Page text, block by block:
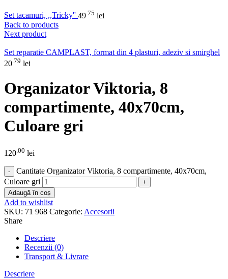
Set tacamuri, ,,Tricky'' 49 .75 lei
Back to products
Next product
Set reparatie CAMPLAST, format din 4 plasturi, adeziv si smirghel
20 .79 lei
Organizator Viktoria, 8
compartimente, 40x70cm,
Culoare gri
120 .00 lei
Cantitate Organizator Viktoria, 8 compartimente, 40x70cm,
Culoare gri
Adaugă în coș
Add to wishlist
SKU: 71 968 Categorie: Accesorii
Share
Descriere
Recenzii (0)
Transport & Livrare
Descriere